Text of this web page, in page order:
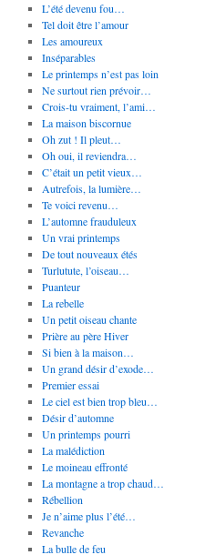
L’été devenu fou…
Tel doit être l’amour
Les amoureux
Inséparables
Le printemps n’est pas loin
Ne surtout rien prévoir…
Crois-tu vraiment, l’ami…
La maison biscornue
Oh zut ! Il pleut…
Oh oui, il reviendra…
C’était un petit vieux…
Autrefois, la lumière…
Te voici revenu…
L’automne frauduleux
Un vrai printemps
De tout nouveaux étés
Turlutute, l’oiseau…
Puanteur
La rebelle
Un petit oiseau chante
Prière au père Hiver
Si bien à la maison…
Un grand désir d’exode…
Premier essai
Le ciel est bien trop bleu…
Désir d’automne
Un printemps pourri
La malédiction
Le moineau effronté
La montagne a trop chaud…
Rébellion
Je n’aime plus l’été…
Revanche
La bulle de feu